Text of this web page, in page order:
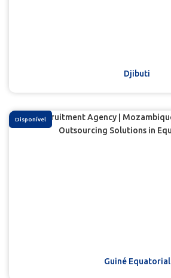
Djibuti
Guiné Equatorial
Disponível